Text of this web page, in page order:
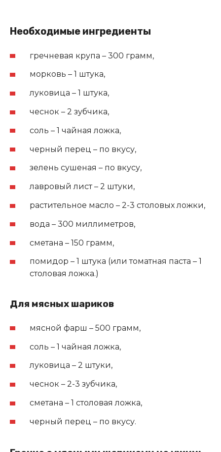
Необходимые ингредиенты
гречневая крупа – 300 грамм,
морковь – 1 штука,
луковица – 1 штука,
чеснок – 2 зубчика,
соль – 1 чайная ложка,
черный перец – по вкусу,
зелень сушеная – по вкусу,
лавровый лист – 2 штуки,
растительное масло – 2-3 столовых ложки,
вода – 300 миллиметров,
сметана – 150 грамм,
помидор – 1 штука (или томатная паста – 1
столовая ложка.)
Для мясных шариков
мясной фарш – 500 грамм,
соль – 1 чайная ложка,
луковица – 2 штуки,
чеснок – 2-3 зубчика,
сметана – 1 столовая ложка,
черный перец – по вкусу.